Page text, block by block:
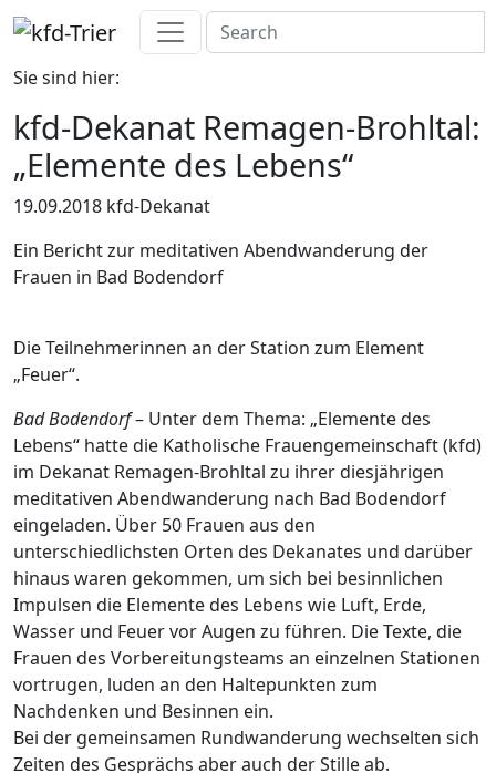
Sie sind hier:
kfd-Dekanat Remagen-Brohltal:
„Elemente des Lebens“
19.09.2018 kfd-Dekanat
Ein Bericht zur meditativen Abendwanderung der
Frauen in Bad Bodendorf
Die Teilnehmerinnen an der Station zum Element
„Feuer“.
Bad Bodendorf– Unter dem Thema: „Elemente des
Lebens“ hatte die Katholische Frauengemeinschaft (kfd)
im Dekanat Remagen-Brohltal zu ihrer diesjährigen
meditativen Abendwanderung nach Bad Bodendorf
eingeladen. Über 50 Frauen aus den
unterschiedlichsten Orten des Dekanates und darüber
hinaus waren gekommen, um sich bei besinnlichen
Impulsen die Elemente des Lebens wie Luft, Erde,
Wasser und Feuer vor Augen zu führen. Die Texte, die
Frauen des Vorbereitungsteams an einzelnen Stationen
vortrugen, luden an den Haltepunkten zum
Nachdenken und Besinnen ein.
Bei der gemeinsamen Rundwanderung wechselten sich
Zeiten des Gesprächs aber auch der Stille ab.